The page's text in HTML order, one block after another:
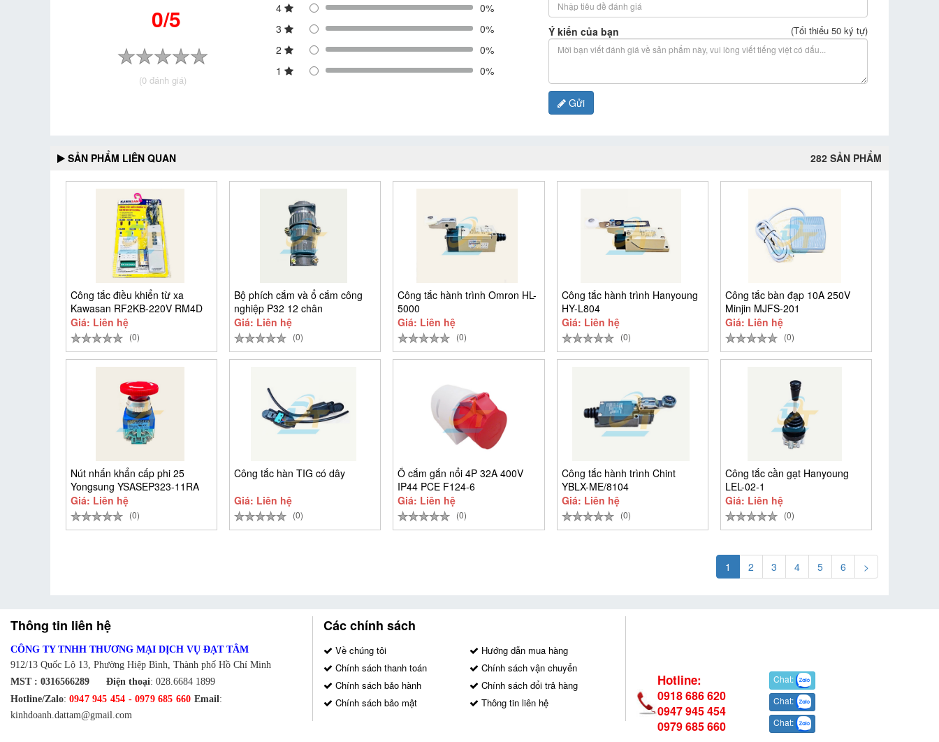
0/5
(0 đánh giá)
4
0%
3
0%
2
0%
1
0%
Ý kiến của bạn (Tối thiểu 50 ký tự)
Gửi
SẢN PHẨM LIÊN QUAN 282 SẢN PHẨM
Công tắc điều khiển từ xa
Kawasan RF2KB-220V RM4D
Giá: Liên hệ
(0)
Bộ phích cắm và ổ cắm công
nghiệp P32 12 chân
Giá: Liên hệ
(0)
Công tắc hành trình Omron HL-
5000
Giá: Liên hệ
(0)
Công tắc hành trình Hanyoung
HY-L804
Giá: Liên hệ
(0)
Công tắc bàn đạp 10A 250V
Minjin MJFS-201
Giá: Liên hệ
(0)
Nút nhấn khẩn cấp phi 25
Yongsung YSASEP323-11RA
Giá: Liên hệ
(0)
Công tắc hàn TIG có dây
Giá: Liên hệ
(0)
Ổ cắm gắn nổi 4P 32A 400V
IP44 PCE F124-6
Giá: Liên hệ
(0)
Công tắc hành trình Chint
YBLX-ME/8104
Giá: Liên hệ
(0)
Công tắc cần gạt Hanyoung
LEL-02-1
Giá: Liên hệ
(0)
1 2 3 4 5 6 >
Thông tin liên hệ
CÔNG TY TNHH THƯƠNG MẠI DỊCH VỤ ĐẠT TÂM
912/13 Quốc Lộ 13, Phường Hiệp Bình, Thành phố Hồ Chí Minh
MST : 0316566289 Điện thoại: 028.6684 1899
Hotline/Zalo: 0947 945 454 -0979 685 660 Email:
kinhdoanh.dattam@gmail.com
Các chính sách
Về chúng tôi
Hướng dẫn mua hàng
Chính sách thanh toán
Chính sách vận chuyển
Chính sách bảo hành
Chính sách đổi trả hàng
Chính sách bảo mật
Thông tin liên hệ
Hotline:
0918 686 620
0947 945 454
0979 685 660
Chat:
Chat:
Chat: